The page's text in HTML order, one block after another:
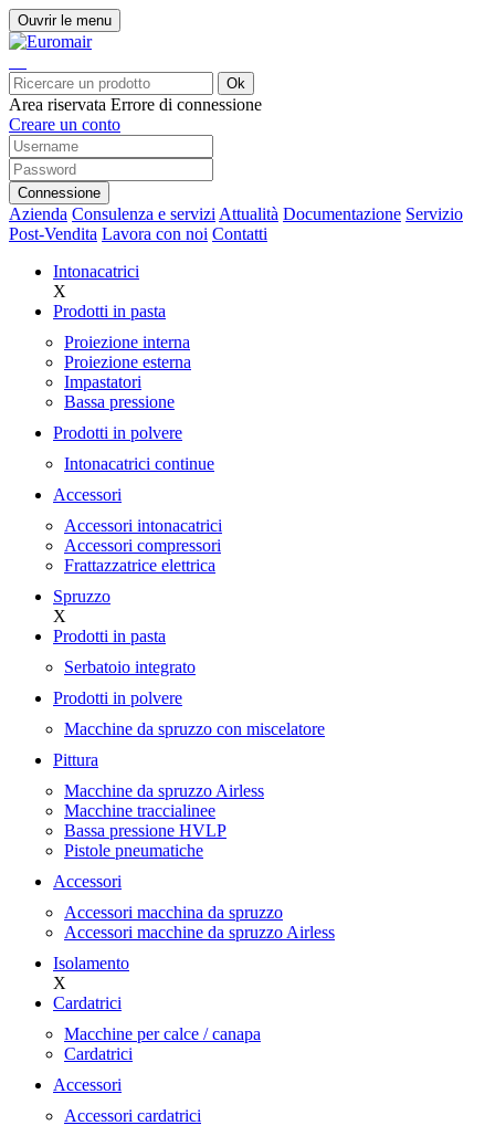
Ouvrir le menu
Ok
Area riservata Errore di connessione
Creare un conto
Connessione
Azienda Consulenza e servizi Attualità Documentazione Servizio
Post-Vendita Lavora con noi Contatti
Intonacatrici
X
Prodotti in pasta
Proiezione interna
Proiezione esterna
Impastatori
Bassa pressione
Prodotti in polvere
Intonacatrici continue
Accessori
Accessori intonacatrici
Accessori compressori
Frattazzatrice elettrica
Spruzzo
X
Prodotti in pasta
Serbatoio integrato
Prodotti in polvere
Macchine da spruzzo con miscelatore
Pittura
Macchine da spruzzo Airless
Macchine traccialinee
Bassa pressione HVLP
Pistole pneumatiche
Accessori
Accessori macchina da spruzzo
Accessori macchine da spruzzo Airless
Isolamento
X
Cardatrici
Macchine per calce / canapa
Cardatrici
Accessori
Accessori cardatrici